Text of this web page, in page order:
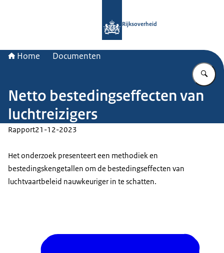
Rijksoverheid
Home Documenten
Netto bestedingseffecten van
luchtreizigers
Rapport21-12-2023
Het onderzoek presenteert een methodiek en
bestedingskengetallen om de bestedingseffecten van
luchtvaartbeleid nauwkeuriger in te schatten.